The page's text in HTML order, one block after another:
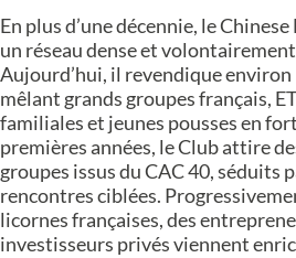
En plus d’une décennie, le
un réseau dense et
Aujourd’hui, il revendique
mêlant grands groupes français,
familiales et jeunes pousses en
premières années, le Club attire
groupes issus du CAC 40, séduits
rencontres ciblées.
licornes françaises, des
investisseurs privés viennent